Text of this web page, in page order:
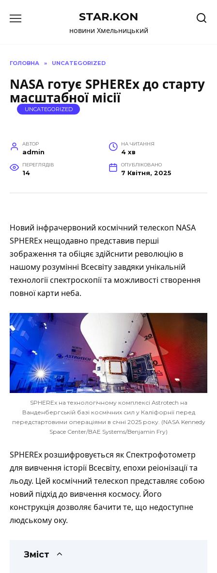
до
STAR.KON
новини Хмельницький
ГОЛОВНА » UNCATEGORIZED
NASA готує SPHEREx до старту
масштабної місії
UNCATEGORIZED
АВТОР
admin
НА ЧИТАННЯ
4 хв
ПЕРЕГЛЯДІВ
14
ОПУБЛІКОВАНО
7 Квітня, 2025
Новий інфрачервоний космічний телескоп NASA
SPHEREx нещодавно представив перші
зображення та обіцяє здійснити революцію в
нашому розумінні Всесвіту завдяки унікальній
технології спектроскопії та можливості створення
повної карти неба.
SPHEREx на технологічному комплексі Astrotech на
Ванденбергській базі космічних сил у Каліфорнії перед
передстартовими операціями в січні 2025 року. (NASA Kennedy
Space Center/BAE Systems/Benjamin Fry)
SPHEREx розшифровується як Спектрофотометр
для вивчення історії Всесвіту, епохи реіонізації та
льоду. Цей космічний телескоп представляє собою
новий підхід до вивчення космосу. Його
конструкція дозволяє бачити те, що недоступне
людському оку.
Зміст